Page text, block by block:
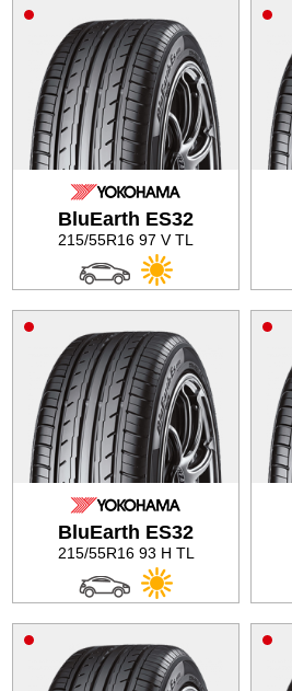
BluEarth ES32
215/55R16 97 V TL
BluEarth ES32
215/55R16 93 H TL